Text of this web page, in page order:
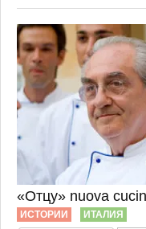
«Отцу» nuova
ИСТОРИИ ИТАЛИЯ